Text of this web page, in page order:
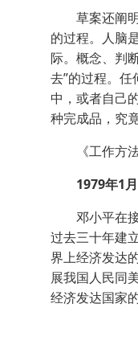
草案还阐明
的过程。人脑
际。概念、判
去”的过程。
中，或者自己
种完成品，究
《工作方法
1979年1月
邓小平在接
过去三十年建
界上经济发达
展我国人民同
经济发达国家